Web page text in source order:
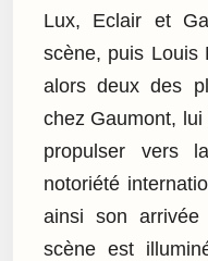
Lux, Eclair et
scène, puis Louis
alors deux des
chez Gaumont,
propulser vers
notoriété
ainsi son
scène est